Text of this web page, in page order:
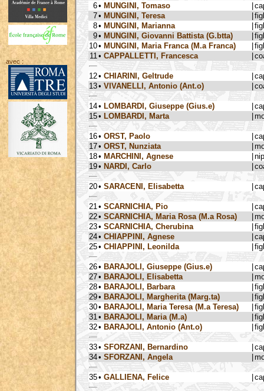
avec :
6• MUNGINI, Tomaso
7• MUNGINI, Teresa
8• MUNGINI, Marianna
9• MUNGINI, Giovanni Battista (G.btta)
10• MUNGINI, Maria Franca (M.a Franca)
11 • CAPPALLETTI, Francesca
12• CHIARINI, Geltrude
13• VIVANELLI, Antonio (Ant.o)
14• LOMBARDI, Giuseppe (Gius.e)
15• LOMBARDI, Marta
16• ORST, Paolo
17• ORST, Nunziata
18• MARCHINI, Agnese
19• NARDI, Carlo
20• SARACENI, Elisabetta
21 • SCARNICHIA, Pio
22• SCARNICHIA, Maria Rosa (M.a Rosa)
23• SCARNICHIA, Cherubina
24• CHIAPPINI, Agnese
25• CHIAPPINI, Leonilda
26• BARAJOLI, Giuseppe (Gius.e)
27• BARAJOLI, Elisabetta
28• BARAJOLI, Barbara
29• BARAJOLI, Margherita (Marg.ta)
30• BARAJOLI, Maria Teresa (M.a Teresa)
31 • BARAJOLI, Maria (M.a)
32• BARAJOLI, Antonio (Ant.o)
33• SFORZANI, Bernardino
34• SFORZANI, Angela
35• GALLIENA, Felice